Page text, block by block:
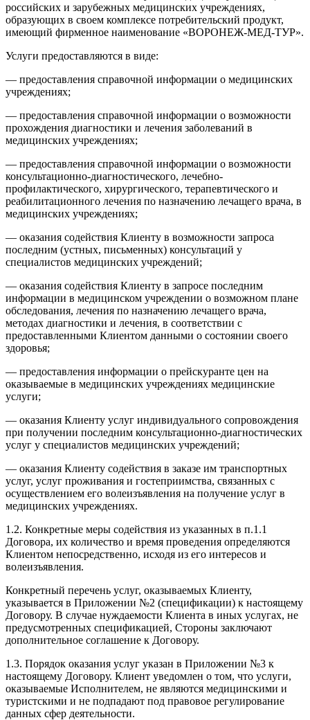
российских и зарубежных медицинских учреждениях,
образующих в своем комплексе потребительский продукт,
имеющий фирменное наименование «ВОРОНЕЖ-МЕД-ТУР».
Услуги предоставляются в виде:
— предоставления справочной информации о медицинских
учреждениях;
— предоставления справочной информации о возможности
прохождения диагностики и лечения заболеваний в
медицинских учреждениях;
— предоставления справочной информации о возможности
консультационно-диагностического, лечебно-
профилактического, хирургического, терапевтического и
реабилитационного лечения по назначению лечащего врача, в
медицинских учреждениях;
— оказания содействия Клиенту в возможности запроса
последним (устных, письменных) консультаций у
специалистов медицинских учреждений;
— оказания содействия Клиенту в запросе последним
информации в медицинском учреждении о возможном плане
обследования, лечения по назначению лечащего врача,
методах диагностики и лечения, в соответствии с
предоставленными Клиентом данными о состоянии своего
здоровья;
— предоставления информации о прейскуранте цен на
оказываемые в медицинских учреждениях медицинские
услуги;
— оказания Клиенту услуг индивидуального сопровождения
при получении последним консультационно-диагностических
услуг у специалистов медицинских учреждений;
— оказания Клиенту содействия в заказе им транспортных
услуг, услуг проживания и гостеприимства, связанных с
осуществлением его волеизъявления на получение услуг в
медицинских учреждениях.
1.2. Конкретные меры содействия из указанных в п.1.1
Договора, их количество и время проведения определяются
Клиентом непосредственно, исходя из его интересов и
волеизъявления.
Конкретный перечень услуг, оказываемых Клиенту,
указывается в Приложении №2 (спецификации) к настоящему
Договору. В случае нуждаемости Клиента в иных услугах, не
предусмотренных спецификацией, Стороны заключают
дополнительное соглашение к Договору.
1.3. Порядок оказания услуг указан в Приложении №3 к
настоящему Договору. Клиент уведомлен о том, что услуги,
оказываемые Исполнителем, не являются медицинскими и
туристскими и не подпадают под правовое регулирование
данных сфер деятельности.